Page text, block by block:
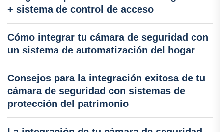
+ sistema de control de acceso
Cómo integrar tu cámara de seguridad con
un sistema de automatización del hogar
Consejos para la integración exitosa de tu
cámara de seguridad con sistemas de
protección del patrimonio